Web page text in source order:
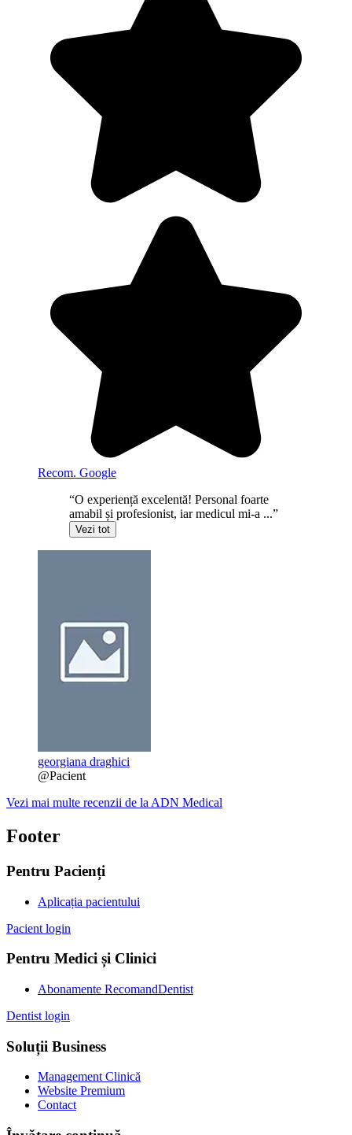
Recom. Google
“O experiență excelentă! Personal foarte
amabil și profesionist, iar medicul mi-a ...”
Vezi tot
georgiana draghici
@Pacient
Vezi mai multe recenzii de la ADN Medical
Footer
Pentru Pacienți
Aplicația pacientului
Pacient login
Pentru Medici și Clinici
Abonamente RecomandDentist
Dentist login
Soluții Business
Management Clinică
Website Premium
Contact